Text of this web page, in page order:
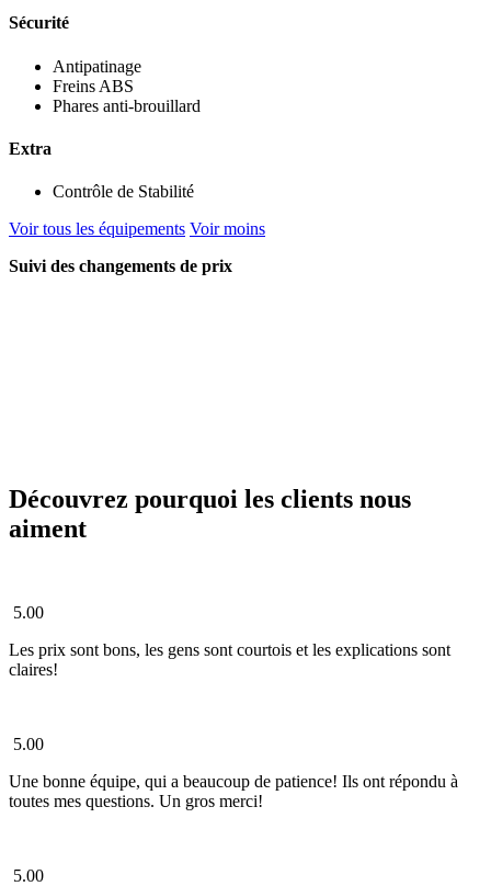
Sécurité
Antipatinage
Freins ABS
Phares anti-brouillard
Extra
Contrôle de Stabilité
Voir tous les équipements Voir moins
Suivi des changements de prix
Découvrez pourquoi les clients nous
aiment
5.00
Les prix sont bons, les gens sont courtois et les explications sont
claires!
5.00
Une bonne équipe, qui a beaucoup de patience! Ils ont répondu à
toutes mes questions. Un gros merci!
5.00